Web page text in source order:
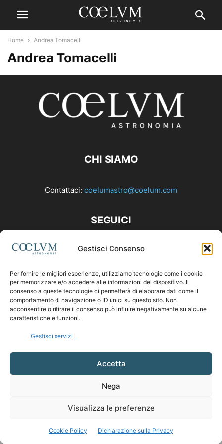
Gestisci Consenso
Per fornire le migliori esperienze, utilizziamo tecnologie come i cookie
per memorizzare e/o accedere alle informazioni del dispositivo. Il
consenso a queste tecnologie ci permetterà di elaborare dati come il
comportamento di navigazione o ID unici su questo sito. Non
acconsentire o ritirare il consenso può influire negativamente su alcune
caratteristiche e funzioni.
Gestisci servizi
Accetta
Nega
Visualizza le preferenze
Cookie Policy Dichiarazione sulla Privacy
Home Andrea Tomacelli
Andrea Tomacelli
CHI SIAMO
Contattaci: coelumastro@coelum.com
SEGUICI